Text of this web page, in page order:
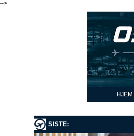
-->
HJEM
SISTE: